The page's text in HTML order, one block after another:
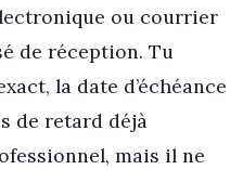
ou courrier
de réception. Tu
la date d’échéance
de retard déjà
mais il ne